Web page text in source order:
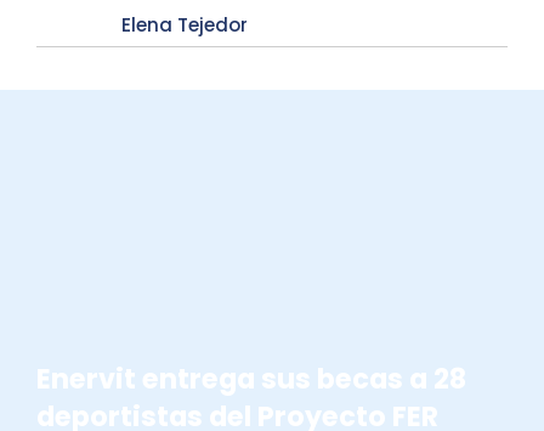
Elena Tejedor
Enervit entrega sus becas a 28
deportistas del Proyecto FER